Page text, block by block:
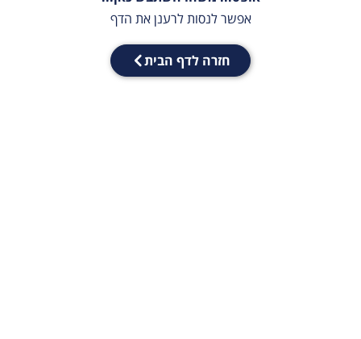
אפשר לנסות לרענן את הדף
חזרה לדף הבית